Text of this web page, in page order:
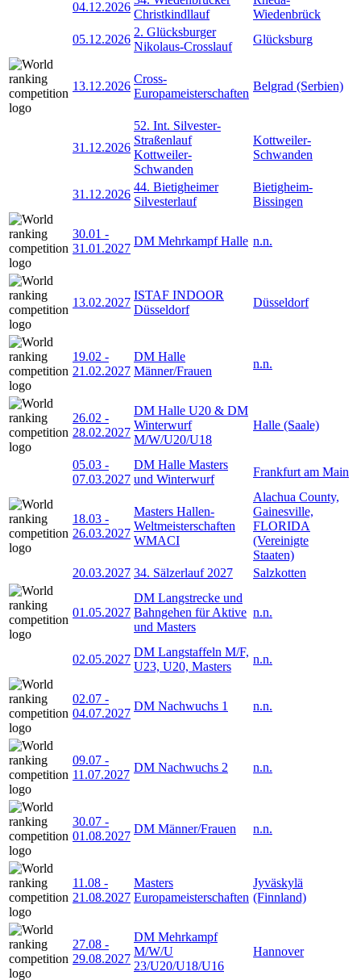
04.12.2026
Christkindllauf
Wiedenbrück
05.12.2026
2. Glücksburger
Nikolaus-Crosslauf
Glücksburg
13.12.2026
Cross-
Europameisterschaften
Belgrad (Serbien)
31.12.2026
52. Int. Silvester-
Straßenlauf
Kottweiler-
Schwanden
Kottweiler-
Schwanden
31.12.2026
44. Bietigheimer
Silvesterlauf
Bietigheim-
Bissingen
30.01 -
31.01.2027
DM Mehrkampf Halle n.n.
13.02.2027
ISTAF INDOOR
Düsseldorf
Düsseldorf
19.02 -
21.02.2027
DM Halle
Männer/Frauen
n.n.
26.02 -
28.02.2027
DM Halle U20 & DM
Winterwurf
M/W/U20/U18
Halle (Saale)
05.03 -
07.03.2027
DM Halle Masters
und Winterwurf
Frankfurt am Main
18.03 -
26.03.2027
Masters Hallen-
Weltmeisterschaften
WMACI
Alachua County,
Gainesville,
FLORIDA
(Vereinigte
Staaten)
20.03.2027 34. Sälzerlauf 2027 Salzkotten
01.05.2027
DM Langstrecke und
Bahngehen für Aktive
und Masters
n.n.
02.05.2027
DM Langstaffeln M/F,
U23, U20, Masters
n.n.
02.07 -
04.07.2027
DM Nachwuchs 1 n.n.
09.07 -
11.07.2027
DM Nachwuchs 2 n.n.
30.07 -
01.08.2027
DM Männer/Frauen n.n.
11.08 -
21.08.2027
Masters
Europameisterschaften
Jyväskylä
(Finnland)
27.08 -
29.08.2027
DM Mehrkampf
M/W/U
23/U20/U18/U16
Hannover